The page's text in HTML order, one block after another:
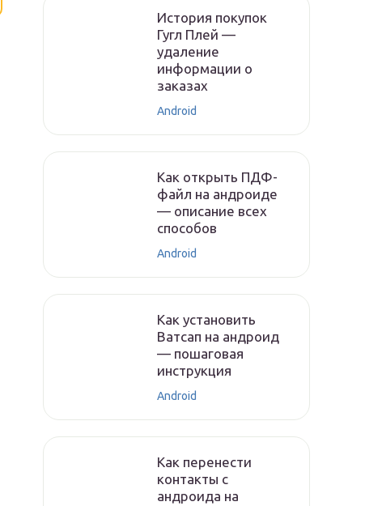
История покупок
Гугл Плей —
удаление
информации о
заказах
Android
Как открыть ПДФ-
файл на андроиде
— описание всех
способов
Android
Как установить
Ватсап на андроид
— пошаговая
инструкция
Android
Как перенести
контакты с
андроида на